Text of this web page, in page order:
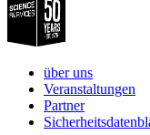
über uns
Veranstaltungen
Partner